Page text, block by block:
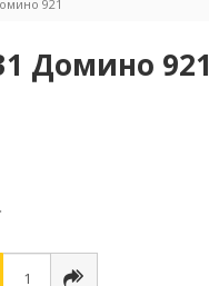
921
Домино 921